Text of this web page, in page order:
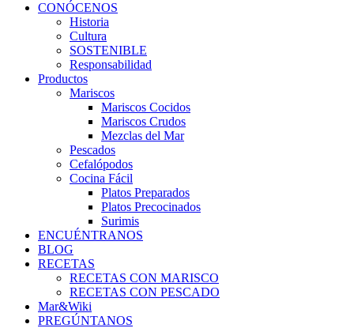
CONÓCENOS
Historia
Cultura
SOSTENIBLE
Responsabilidad
Productos
Mariscos
Mariscos Cocidos
Mariscos Crudos
Mezclas del Mar
Pescados
Cefalópodos
Cocina Fácil
Platos Preparados
Platos Precocinados
Surimis
ENCUÉNTRANOS
BLOG
RECETAS
RECETAS CON MARISCO
RECETAS CON PESCADO
Mar&Wiki
PREGÚNTANOS